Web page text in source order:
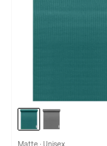
Matte · Unisex